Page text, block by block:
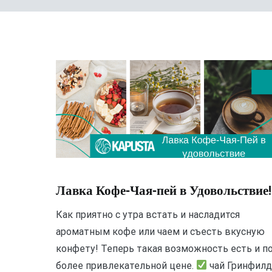
Лавка Кофе-Чая-пей в Удовольствие!
Как приятно с утра встать и насладится
ароматным кофе или чаем и съесть вкусную
конфету! Теперь такая возможность есть и
более привлекательной цене.
чай Гринфилд